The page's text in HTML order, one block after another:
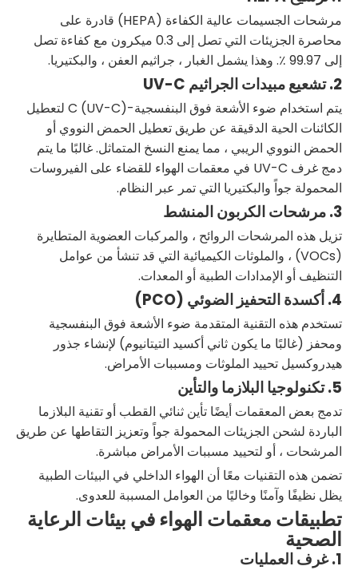
مرشحات الجسيمات عالية الكفاءة (HEPA) قادرة على
محاصرة الجزيئات التي تصل إلى 0.3 ميكرون مع كفاءة تصل
إلى 99.97 ٪. وهذا يشمل الغبار ، جراثيم العفن ، والبكتيريا.
2. تشعيع مبيدات الجراثيم UV-C
يتم استخدام ضوء الأشعة فوق البنفسجية-C (UV-C) لتعطيل
الكائنات الحية الدقيقة عن طريق تعطيل الحمض النووي أو
الحمض النووي الريبي ، مما يمنع النسخ المتماثل. غالبًا ما يتم
دمج غرف UV-C في معقمات الهواء للقضاء على الفيروسات
المحمولة جواً والبكتيريا التي تمر عبر النظام.
3. مرشحات الكربون المنشط
تزيل هذه المرشحات الروائح ، والمركبات العضوية المتطايرة
(VOCs) ، والملوثات الكيميائية التي قد تنشأ من عوامل
التنظيف أو الإمدادات الطبية أو المعدات.
4. أكسدة التحفيز الضوئي (PCO)
تستخدم هذه التقنية المتقدمة ضوء الأشعة فوق البنفسجية
ومحفز (غالبًا ما يكون ثاني أكسيد التيتانيوم) لإنشاء جذور
هيدروكسيل تحييد الملوثات ومسببات الأمراض.
5. تكنولوجيا البلازما والتأين
تدمج بعض المعقمات أيضًا تأين ثنائي القطب أو تقنية البلازما
الباردة لشحن الجزيئات المحمولة جواً وتعزيز التقاطها عن طريق
المرشحات ، أو لتحييد مسببات الأمراض مباشرة.
تضمن هذه التقنيات معًا أن الهواء الداخلي في البيئات الطبية
يظل نظيفًا وآمنًا وخاليًا من العوامل المسببة للعدوى.
تطبيقات معقمات الهواء في بيئات الرعاية
الصحية
1. غرف العمليات